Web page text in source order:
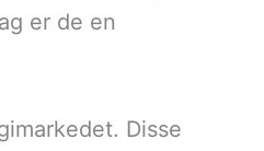
er de en
Disse